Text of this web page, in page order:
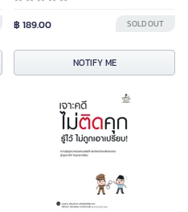
฿ 189.00 SOLD OUT
NOTIFY ME